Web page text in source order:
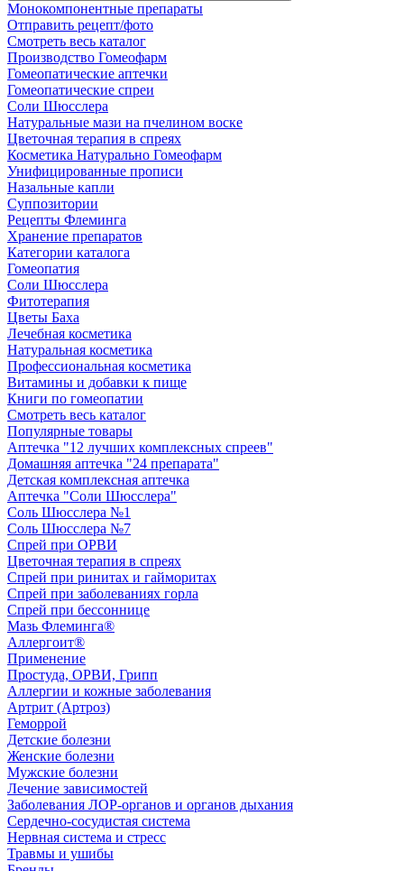
Монокомпонентные препараты
Отправить рецепт/фото
Смотреть весь каталог
Производство Гомеофарм
Гомеопатические аптечки
Гомеопатические спреи
Соли Шюсслера
Натуральные мази на пчелином воске
Цветочная терапия в спреях
Косметика Натурально Гомеофарм
Унифицированные прописи
Назальные капли
Суппозитории
Рецепты Флеминга
Хранение препаратов
Категории каталога
Гомеопатия
Соли Шюсслера
Фитотерапия
Цветы Баха
Лечебная косметика
Натуральная косметика
Профессиональная косметика
Витамины и добавки к пище
Книги по гомеопатии
Смотреть весь каталог
Популярные товары
Аптечка "12 лучших комплексных спреев"
Домашняя аптечка "24 препарата"
Детская комплексная аптечка
Аптечка "Соли Шюсслера"
Соль Шюсслера №1
Соль Шюсслера №7
Спрей при ОРВИ
Цветочная терапия в спреях
Спрей при ринитах и гайморитах
Спрей при заболеваниях горла
Спрей при бессоннице
Мазь Флеминга®
Аллергоит®
Применение
Простуда, ОРВИ, Грипп
Аллергии и кожные заболевания
Артрит (Артроз)
Геморрой
Детские болезни
Женские болезни
Мужские болезни
Лечение зависимостей
Заболевания ЛОР-органов и органов дыхания
Сердечно-сосудистая система
Нервная система и стресс
Травмы и ушибы